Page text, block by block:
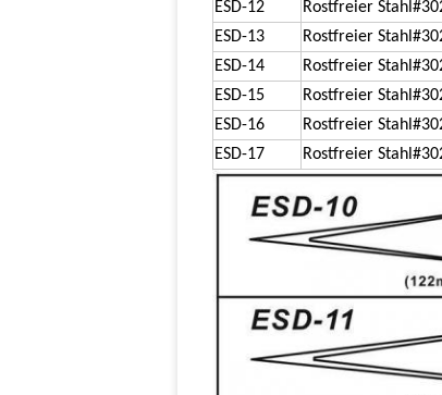
ESD-12
Rostfreier Stahl
ESD-13
Rostfreier Stahl
ESD-14
Rostfreier Stahl
ESD-15
Rostfreier Stahl
ESD-16
Rostfreier Stahl
ESD-17
Rostfreier Stahl